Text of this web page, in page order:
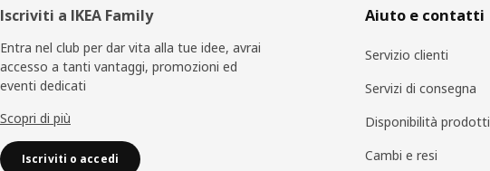
Piè
di
pagina
Iscriviti a IKEA Family
Entra nel club per dar vita alla tue idee, avrai
accesso a tanti vantaggi, promozioni ed
eventi dedicati
Scopri di più
Iscriviti o accedi
Aiuto e contatti
Servizio clienti
Servizi di consegna
Disponibilità prodotti
Cambi e resi